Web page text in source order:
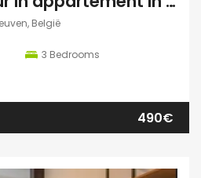
België
3 Bedrooms
490€